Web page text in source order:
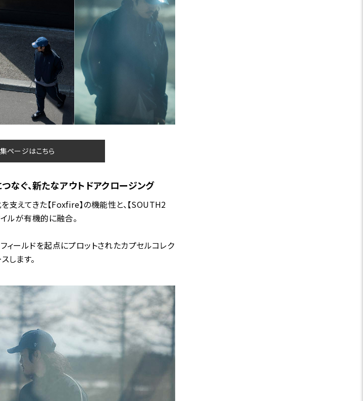
ページはこちら
なぐ、新たなアウトドアクロージング
支えてきた【Foxfire】の機能性と、【SOUTH2
ルが有機的に融合。
ィールドを起点にプロットされたカプセルコレク
します。